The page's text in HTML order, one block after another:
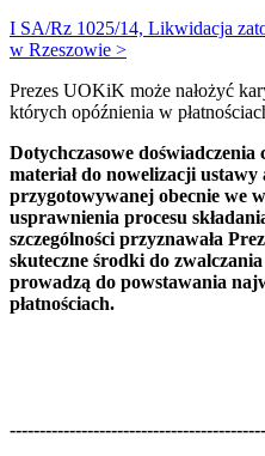
I SA/Rz 1025/14, Likwidacja
w Rzeszowie >
Prezes UOKiK może nałożyć
których opóźnienia w
Dotychczasowe doświadczenia
materiał do nowelizacji
przygotowywanej obecnie we
usprawnienia procesu
szczególności przyznawała
skuteczne środki do
prowadzą do powstawania
płatnościach.